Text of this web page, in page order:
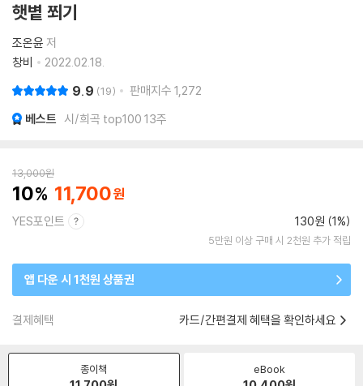
햇볕 쬐기
조온윤 저
창비
2022.02.18.
9.9 19 판매지수 1,272
베스트 시/희곡 top100 13주
13,000원
10 11,700
YES포인트 130원 (1%)
5만원 이상 구매 시 2천원 추가 적립
앱 다운 시 1천원 상품권
결제혜택 카드/간편결제 혜택을 확인하세요
종이책 eBook